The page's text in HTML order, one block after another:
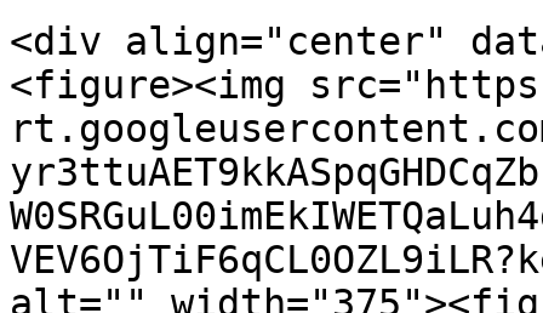
<div align="center"
<figure><img
alt=""